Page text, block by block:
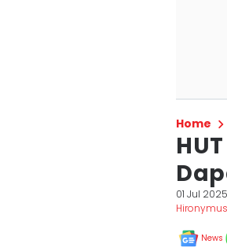
Home
01 Jul
News